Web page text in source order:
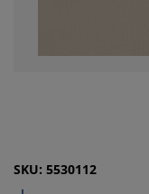
SKU: 5530112